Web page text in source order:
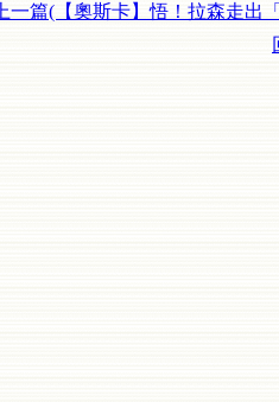
上一篇(【奧斯卡】悟！拉森走出